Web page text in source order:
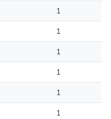
1
1
1
1
1
1